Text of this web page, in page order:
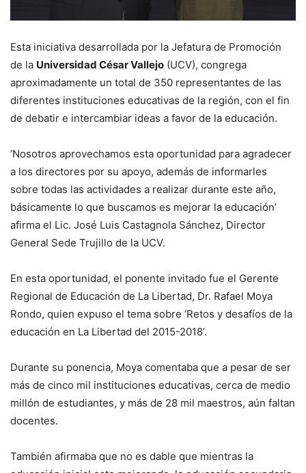
Esta iniciativa desarrollada por la Jefatura de Promoción
de la Universidad César Vallejo (UCV), congrega
aproximadamente un total de 350 representantes de las
diferentes instituciones educativas de la región, con el fin
de debatir e intercambiar ideas a favor de la educación.
‘Nosotros aprovechamos esta oportunidad para agradecer
a los directores por su apoyo, además de informarles
sobre todas las actividades a realizar durante este año,
básicamente lo que buscamos es mejorar la educación’
afirma el Lic. José Luis Castagnola Sánchez, Director
General Sede Trujillo de la UCV.
En esta oportunidad, el ponente invitado fue el Gerente
Regional de Educación de La Libertad, Dr. Rafael Moya
Rondo, quien expuso el tema sobre ‘Retos y desafíos de la
educación en La Libertad del 2015-2018’.
Durante su ponencia, Moya comentaba que a pesar de ser
más de cinco mil instituciones educativas, cerca de medio
millón de estudiantes, y más de 28 mil maestros, aún faltan
docentes.
También afirmaba que no es dable que mientras la